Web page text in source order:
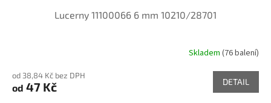
Lucerny 11100066 6 mm 10210/28701
Skladem (76 balení)
od 38,84 Kč bez DPH
od 47 Kč DETAIL